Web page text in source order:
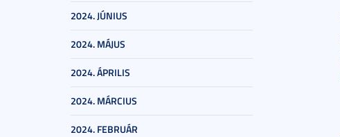
2024. JÚNIUS
2024. MÁJUS
2024. ÁPRILIS
2024. MÁRCIUS
2024. FEBRUÁR